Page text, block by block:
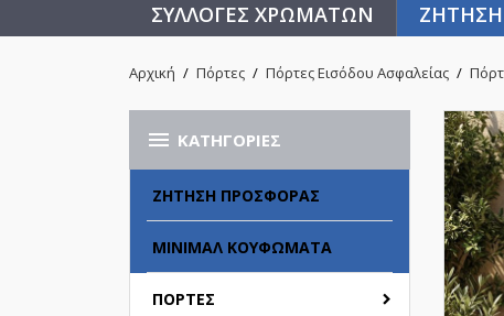
ΣΥΛΛΟΓΈΣ ΧΡΩΜΆΤΩΝ
Αρχική Πόρτες Πόρτες Εισόδου Ασφαλείας
 ΚΑΤΗΓΟΡΊΕΣ
ΖΉΤΗΣΗ ΠΡΟΣΦΟΡΆΣ
ΜΊΝΙΜΑΛ ΚΟΥΦΏΜΑΤΑ
ΠΌΡΤΕΣ